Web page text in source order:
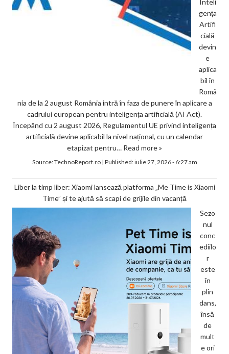
Inteli
gența
Artifi
cială
devin
e
aplica
bil în
Româ
nia de la 2 august România intră în faza de punere în aplicare a
cadrului european pentru inteligența artificială (AI Act).
Începând cu 2 august 2026, Regulamentul UE privind inteligența
artificială devine aplicabil la nivel național, cu un calendar
etapizat pentru… Read more »
Source:TechnoReport.ro| Published:iulie 27, 2026 - 6:27 am
Liber la timp liber: Xiaomi lansează platforma „Me Time is Xiaomi
Time” și te ajută să scapi de grijile din vacanță
Sezo
nul
conc
ediilo
r
este
în
plin
dans,
însă
de
mult
e ori